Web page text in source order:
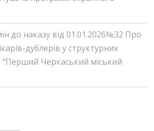
до наказу від 01.01.2026№32 Про
дублерів у структурних
“Перший Черкаський міський